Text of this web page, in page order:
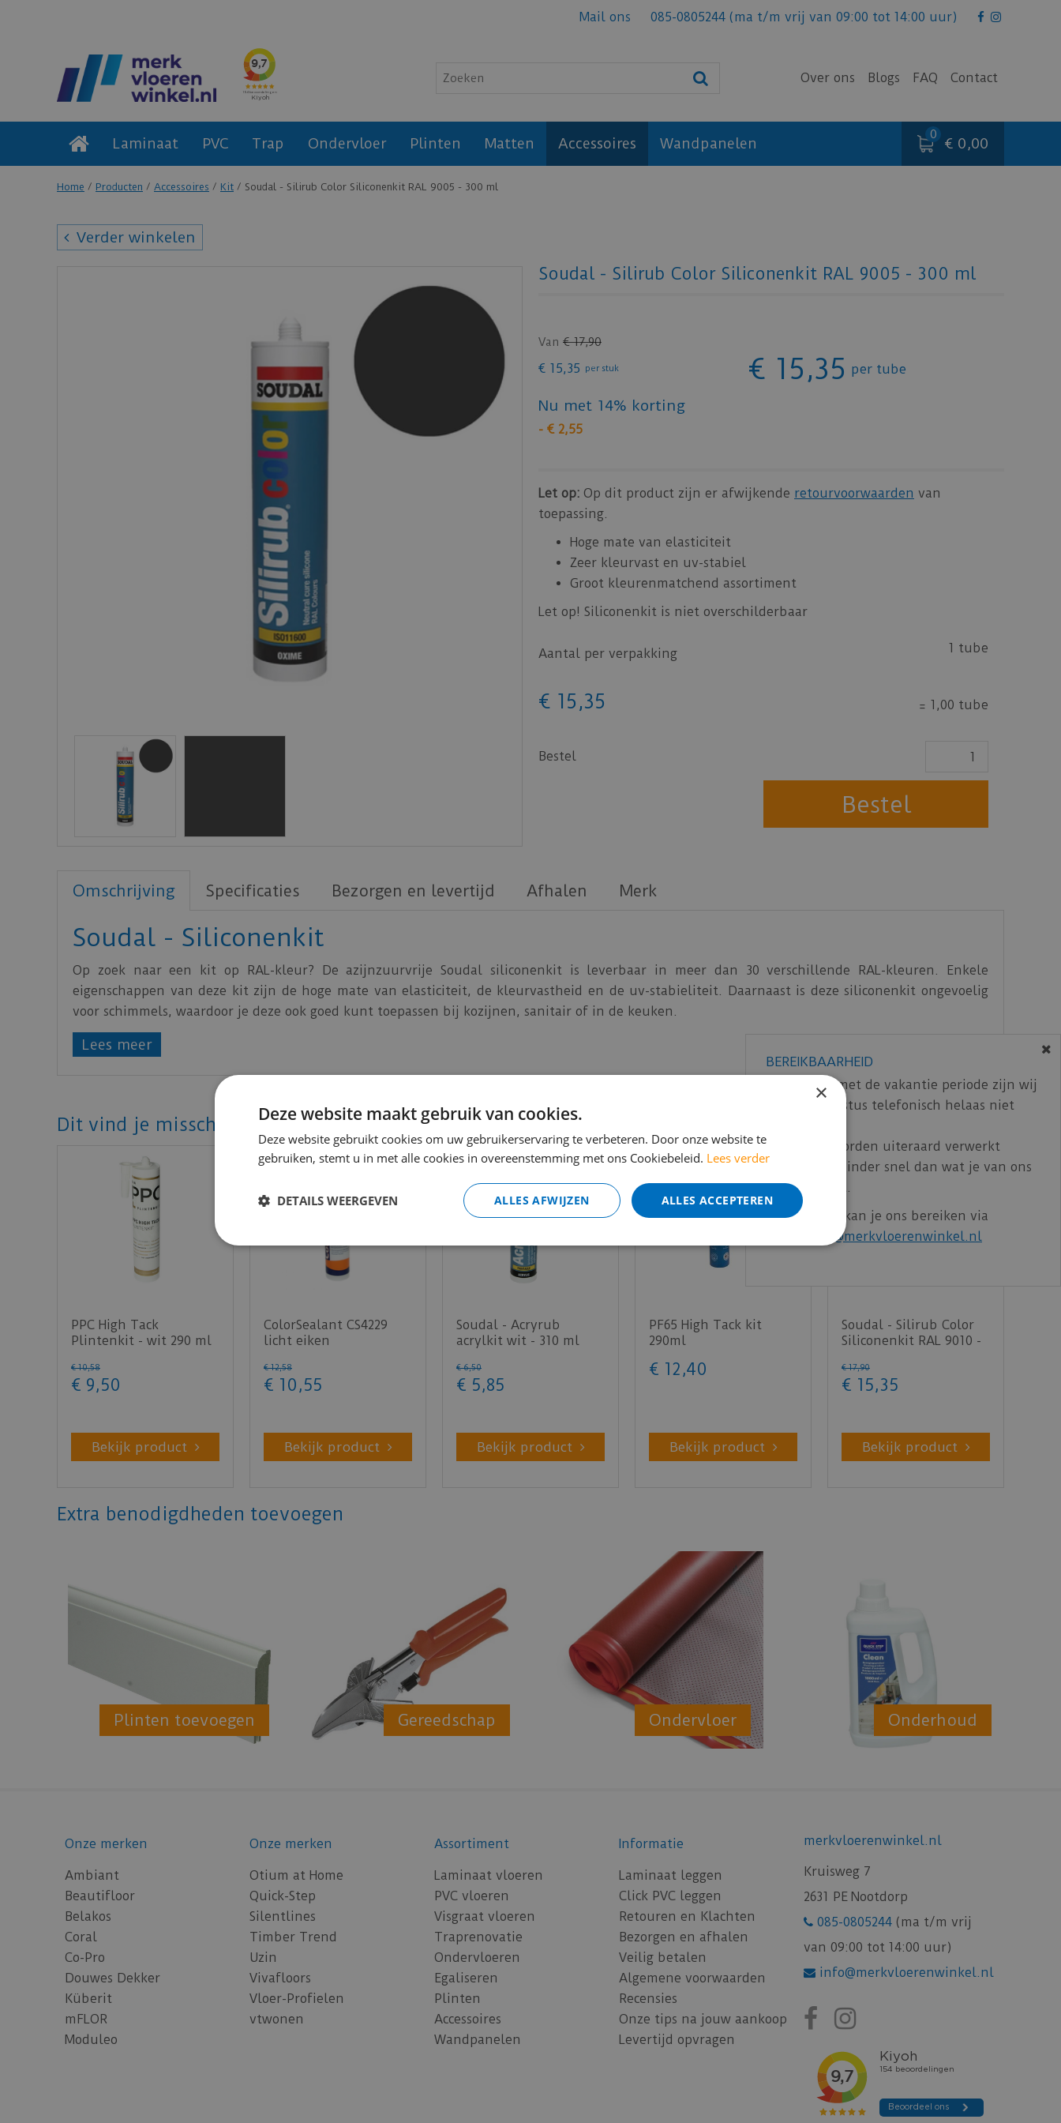
Home Producten Accessoires Kit Soudal - Silirub Color Siliconenkit RAL 9005 - 300 ml
Mail ons 085-0805244 (ma t/m vrij van 09:00 tot 14:00 uur)
Over ons Blogs FAQ Contact
Laminaat PVC Trap Ondervloer Plinten Matten Accessoires Wandpanelen € 0,00
Verder winkelen
Soudal - Silirub Color Siliconenkit RAL 9005 - 300 ml
Van € 17,90
€ 15,35 per stuk € 15,35 per tube
Nu met 14% korting
- € 2,55
Let op: Op dit product zijn er afwijkende retourvoorwaarden van
toepassing.
Hoge mate van elasticiteit
Zeer kleurvast en uv-stabiel
Groot kleurenmatchend assortiment
Let op! Siliconenkit is niet overschilderbaar
Aantal per verpakking 1 tube
€ 15 ,35 = 1,00 tube
Bestel
Omschrijving Specificaties Bezorgen en levertijd Afhalen Merk
Soudal - Siliconenkit
Op zoek naar een kit op RAL-kleur? De azijnzuurvrije Soudal siliconenkit is leverbaar in meer dan 30 verschillende RAL-kleuren. Enkele
eigenschappen van deze kit zijn de hoge mate van elasticiteit, de kleurvastheid en de uv-stabieliteit. Daarnaast is deze siliconenkit ongevoelig
voor schimmels, waardoor je deze ook goed kunt toepassen bij kozijnen, sanitair of in de keuken.
Lees meer
Dit vind je misschien ook mooi!
PPC High Tack
Plintenkit - wit 290 ml
€ 10,58
€ 9,50
Bekijk product
ColorSealant CS4229
licht eiken
€ 12,58
€ 10 ,55
Bekijk product
Soudal - Acryrub
acrylkit wit - 310 ml
€ 6,50
€ 5,85
Bekijk product
PF65 High Tack kit
290ml
€ 12 ,40
Bekijk product
Soudal - Silirub Color
Siliconenkit RAL 9010 -
€ 17,90
€ 15,35
Bekijk product
Extra benodigdheden toevoegen
Plinten toevoegen Gereedschap Ondervloer Onderhoud
Onze merken
Ambiant
Beautifloor
Belakos
Coral
Co-Pro
Douwes Dekker
Küberit
mFLOR
Moduleo
Onze merken
Otium at Home
Quick-Step
Silentlines
Timber Trend
Uzin
Vivafloors
Vloer-Profielen
vtwonen
Assortiment
Laminaat vloeren
PVC vloeren
Visgraat vloeren
Traprenovatie
Ondervloeren
Egaliseren
Plinten
Accessoires
Wandpanelen
Informatie
Laminaat leggen
Click PVC leggen
Retouren en Klachten
Bezorgen en afhalen
Veilig betalen
Algemene voorwaarden
Recensies
Onze tips na jouw aankoop
Levertijd opvragen
merkvloerenwinkel.nl
Kruisweg 7
2631 PE Nootdorp
085-0805244 (ma t/m vrij
van 09:00 tot 14:00 uur)
info@merkvloerenwinkel.nl
BEREIKBAARHEID
In verband met de vakantie periode zijn wij
t/m 14 augustus telefonisch helaas niet
Bestelling worden uiteraard verwerkt
echter iets minder snel dan wat je van ons
gewend bent.
Voor vragen kan je ons bereiken via
info@merkvloerenwinkel.nl
×
Deze website maakt gebruik van cookies.
Deze website gebruikt cookies om uw gebruikerservaring te verbeteren. Door onze website te
gebruiken, stemt u in met alle cookies in overeenstemming met ons Cookiebeleid. Lees verder
ALLES ACCEPTEREN
ALLES AFWIJZEN
DETAILS WEERGEVEN